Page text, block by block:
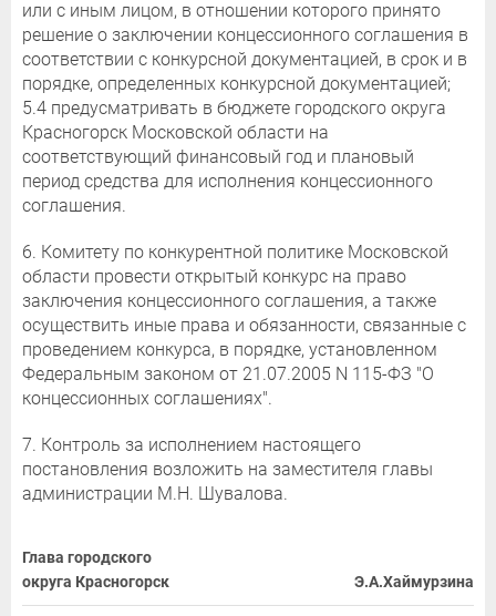
или с иным лицом, в отношении которого принято
решение о заключении концессионного соглашения в
соответствии с конкурсной документацией, в срок и в
порядке, определенных конкурсной документацией;
5.4 предусматривать в бюджете городского округа
Красногорск Московской области на
соответствующий финансовый год и плановый
период средства для исполнения концессионного
соглашения.
6. Комитету по конкурентной политике Московской
области провести открытый конкурс на право
заключения концессионного соглашения, а также
осуществить иные права и обязанности, связанные с
проведением конкурса, в порядке, установленном
Федеральным законом от 21.07.2005 N 115-ФЗ "О
концессионных соглашениях".
7. Контроль за исполнением настоящего
постановления возложить на заместителя главы
администрации М.Н. Шувалова.
Глава городского
округа Красногорск
Э.А.Хаймурзина